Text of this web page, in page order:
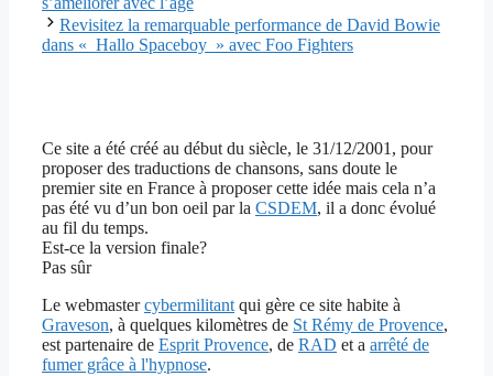
Revisitez la remarquable performance de David Bowie
dans « Hallo Spaceboy » avec Foo Fighters
Ce site a été créé au début du siècle, le 31/12/2001, pour
proposer des traductions de chansons, sans doute le
premier site en France à proposer cette idée mais cela n’a
pas été vu d’un bon oeil par la CSDEM, il a donc évolué
au fil du temps.
Est-ce la version finale?
Pas sûr
Le webmastercybermilitant qui gère ce site habite à
Graveson, à quelques kilomètres de St Rémy de Provence,
est partenaire de Esprit Provence, de RAD et a arrêté de
fumer grâce à l'hypnose.